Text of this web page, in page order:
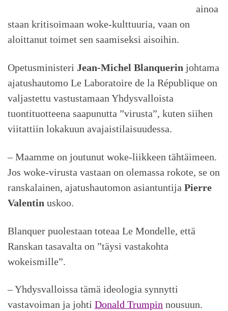
ainoa
staan kritisoimaan woke-kulttuuria, vaan on
aloittanut toimet sen saamiseksi aisoihin.
Opetusministeri Jean-Michel Blanquerin johtama
ajatushautomo Le Laboratoire de la République on
valjastettu vastustamaan Yhdysvalloista
tuontituotteena saapunutta ”virusta”, kuten siihen
viitattiin lokakuun avajaistilaisuudessa.
– Maamme on joutunut woke-liikkeen tähtäimeen.
Jos woke-virusta vastaan on olemassa rokote, se on
ranskalainen, ajatushautomon asiantuntija Pierre
Valentin uskoo.
Blanquer puolestaan toteaa Le Mondelle, että
Ranskan tasavalta on ”täysi vastakohta
wokeismille”.
– Yhdysvalloissa tämä ideologia synnytti
vastavoiman ja johti Donald Trumpin nousuun.